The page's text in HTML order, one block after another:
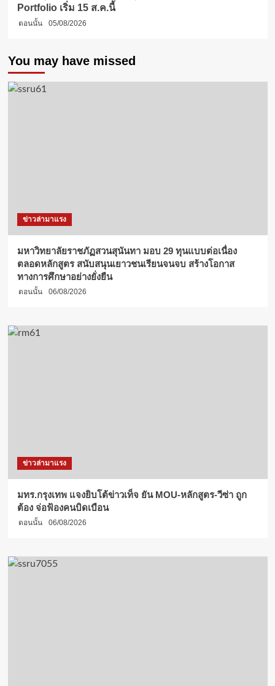
Portfolio เริ่ม 15 ส.ค.นี้
ตอนนั้น 05/08/2026
You may have missed
ข่าวล่ามาแรง
มหาวิทยาลัยราชภัฏสวนสุนันทา มอบ 29 ทุนแบบต่อเนื่อง
ตลอดหลักสูตร สนับสนุนเยาวชนเรียนจนจบ สร้างโอกาส
ทางการศึกษาอย่างยั่งยืน
ตอนนั้น 06/08/2026
ข่าวล่ามาแรง
มทร.กรุงเทพ แจงยิบโต้ข่าวเท็จ ยัน MOU-หลักสูตร-วีซ่า ถูก
ต้อง จ่อฟ้องคนบิดเบือน
ตอนนั้น 06/08/2026